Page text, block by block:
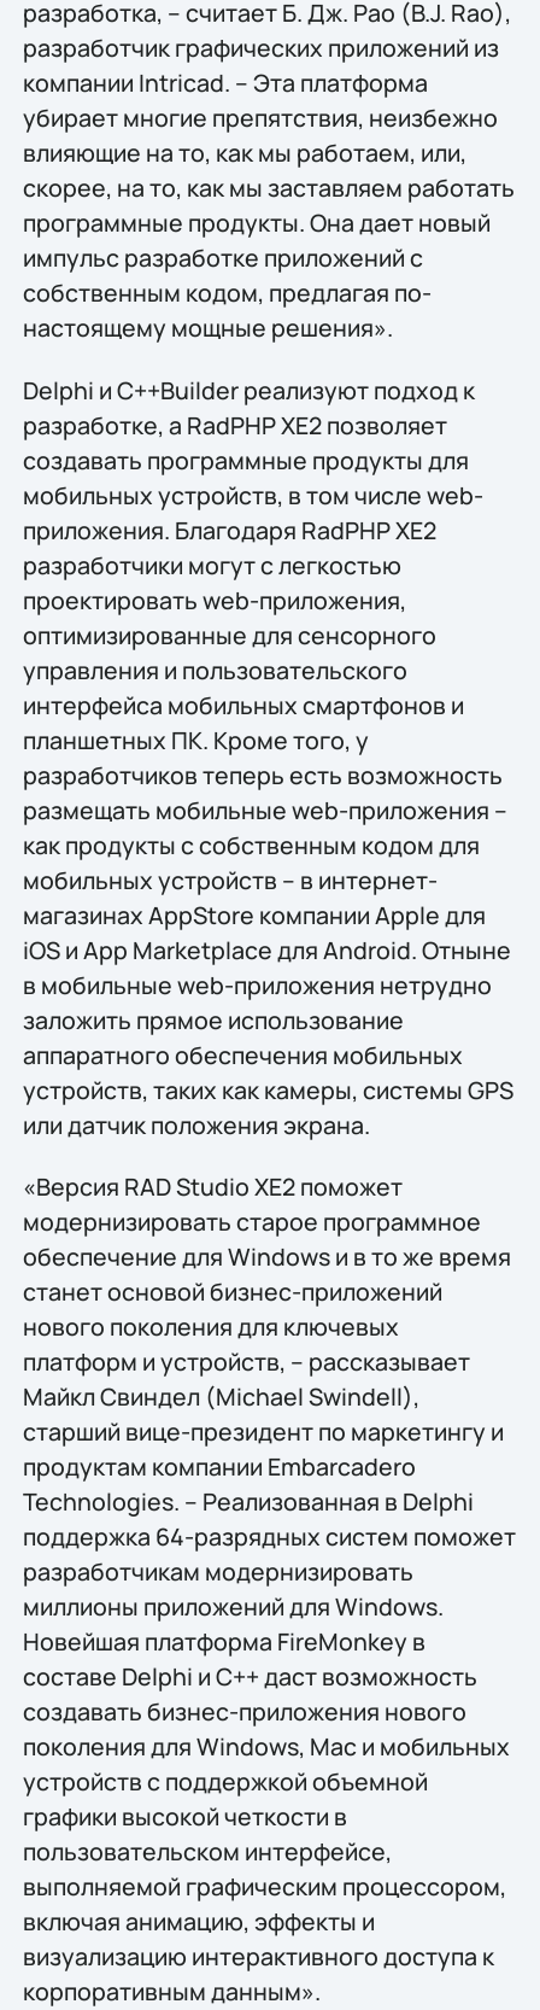
разработка, – считает Б. Дж. Рао (B.J. Rao),
разработчик графических приложений из
компании Intricad. – Эта платформа
убирает многие препятствия, неизбежно
влияющие на то, как мы работаем, или,
скорее, на то, как мы заставляем работать
программные продукты. Она дает новый
импульс разработке приложений с
собственным кодом, предлагая по-
настоящему мощные решения».
Delphi и C++Builder реализуют подход к
разработке, а RadPHP XE2 позволяет
создавать программные продукты для
мобильных устройств, в том числе web-
приложения. Благодаря RadPHP XE2
разработчики могут с легкостью
проектировать web-приложения,
оптимизированные для сенсорного
управления и пользовательского
интерфейса мобильных смартфонов и
планшетных ПК. Кроме того, у
разработчиков теперь есть возможность
размещать мобильные web-приложения –
как продукты с собственным кодом для
мобильных устройств – в интернет-
магазинах AppStore компании Apple для
iOS и App Marketplace для Android. Отныне
в мобильные web-приложения нетрудно
заложить прямое использование
аппаратного обеспечения мобильных
устройств, таких как камеры, системы GPS
или датчик положения экрана.
«Версия RAD Studio XE2 поможет
модернизировать старое программное
обеспечение для Windows и в то же время
станет основой бизнес-приложений
нового поколения для ключевых
платформ и устройств, – рассказывает
Майкл Свиндел (Michael Swindell),
старший вице-президент по маркетингу и
продуктам компании Embarcadero
Technologies. – Реализованная в Delphi
поддержка 64-разрядных систем поможет
разработчикам модернизировать
миллионы приложений для Windows.
Новейшая платформа FireMonkey в
составе Delphi и C++ даст возможность
создавать бизнес-приложения нового
поколения для Windows, Mac и мобильных
устройств с поддержкой объемной
графики высокой четкости в
пользовательском интерфейсе,
выполняемой графическим процессором,
включая анимацию, эффекты и
визуализацию интерактивного доступа к
корпоративным данным».